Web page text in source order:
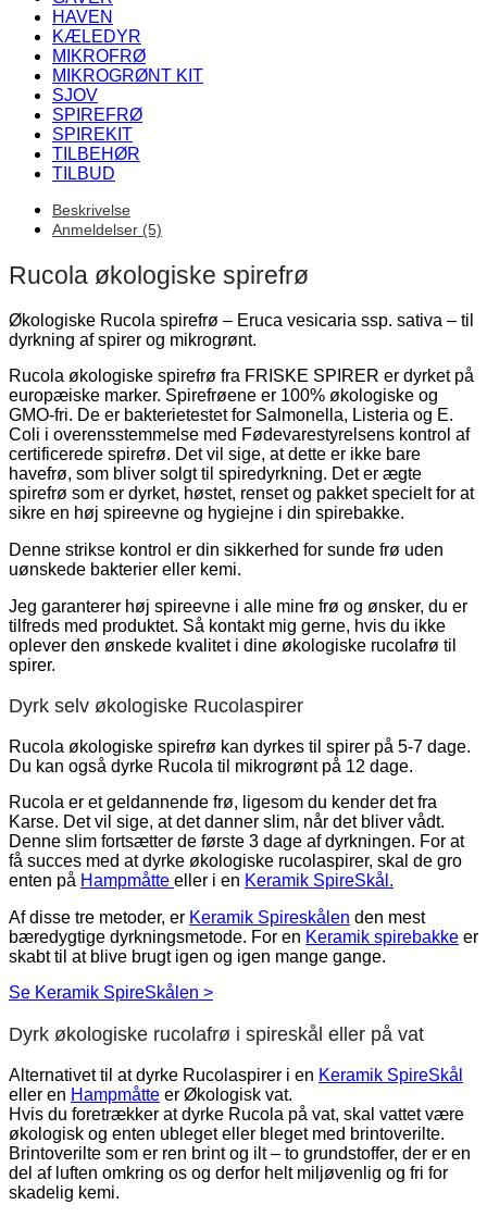
HAVEN
KÆLEDYR
MIKROFRØ
MIKROGRØNT KIT
SJOV
SPIREFRØ
SPIREKIT
TILBEHØR
TILBUD
Beskrivelse
Anmeldelser (5)
Rucola økologiske spirefrø
Økologiske Rucola spirefrø – Eruca vesicaria ssp. sativa – til
dyrkning af spirer og mikrogrønt.
Rucola økologiske spirefrø fra FRISKE SPIRER er dyrket på
europæiske marker. Spirefrøene er 100% økologiske og
GMO-fri. De er bakterietestet for Salmonella, Listeria og E.
Coli i overensstemmelse med Fødevarestyrelsens kontrol af
certificerede spirefrø. Det vil sige, at dette er ikke bare
havefrø, som bliver solgt til spiredyrkning. Det er ægte
spirefrø som er dyrket, høstet, renset og pakket specielt for at
sikre en høj spireevne og hygiejne i din spirebakke.
Denne strikse kontrol er din sikkerhed for sunde frø uden
uønskede bakterier eller kemi.
Jeg garanterer høj spireevne i alle mine frø og ønsker, du er
tilfreds med produktet. Så kontakt mig gerne, hvis du ikke
oplever den ønskede kvalitet i dine økologiske rucolafrø til
spirer.
Dyrk selv økologiske Rucolaspirer
Rucola økologiske spirefrø kan dyrkes til spirer på 5-7 dage.
Du kan også dyrke Rucola til mikrogrønt på 12 dage.
Rucola er et geldannende frø, ligesom du kender det fra
Karse. Det vil sige, at det danner slim, når det bliver vådt.
Denne slim fortsætter de første 3 dage af dyrkningen. For at
få succes med at dyrke økologiske rucolaspirer, skal de gro
enten på Hampmåtte eller i en Keramik SpireSkål.
Af disse tre metoder, er Keramik Spireskålen den mest
bæredygtige dyrkningsmetode. For en Keramik spirebakke er
skabt til at blive brugt igen og igen mange gange.
Se Keramik SpireSkålen >
Dyrk økologiske rucolafrø i spireskål eller på vat
Alternativet til at dyrke Rucolaspirer i en Keramik SpireSkål
eller en Hampmåtte er Økologisk vat.
Hvis du foretrækker at dyrke Rucola på vat, skal vattet være
økologisk og enten ubleget eller bleget med brintoverilte.
Brintoverilte som er ren brint og ilt – to grundstoffer, der er en
del af luften omkring os og derfor helt miljøvenlig og fri for
skadelig kemi.